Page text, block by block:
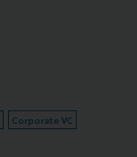
Corporate VC